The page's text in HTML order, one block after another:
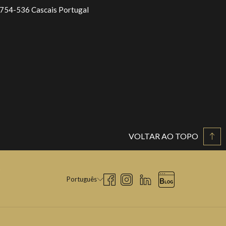
536 Cascais Portugal
VOLTAR AO TOPO
Português